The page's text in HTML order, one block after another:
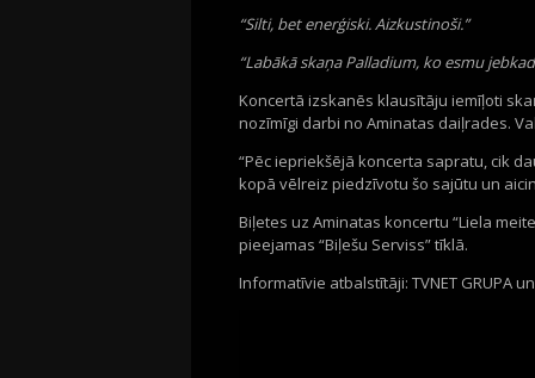
“Silti, bet enerģiski. Aizkustinoši.”
“Labākā skaņa Palladium, ko esmu
Koncertā izskanēs klausītāju iemīļoti
nozīmīgi darbi no Aminatas daiļrades.
“Pēc iepriekšējā koncerta sapratu, cik
kopā vēlreiz piedzīvotu šo sajūtu un
Biļetes uz Aminatas koncertu “Liela
pieejamas “Biļešu Serviss” tīklā.
Informatīvie atbalstītāji: TVNET GRUPA